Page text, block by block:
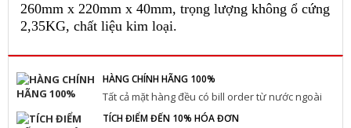
260mm x 220mm x 40mm, trọng lượng không ổ cứng
2,35KG, chất liệu kim loại.
HÀNG CHÍNH HÃNG 100%
Tất cả mặt hàng đều có bill order từ nước ngoài
TÍCH ĐIỂM ĐẾN 10% HÓA ĐƠN